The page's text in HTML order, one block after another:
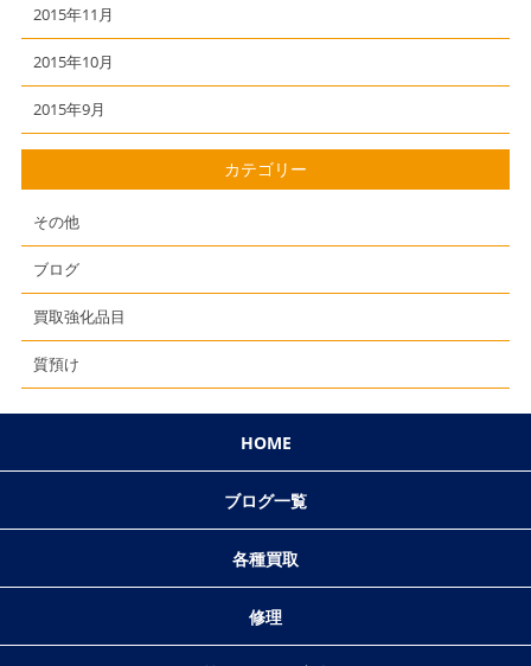
2015年11月
2015年10月
2015年9月
カテゴリー
その他
ブログ
買取強化品目
質預け
HOME
ブログ一覧
各種買取
修理